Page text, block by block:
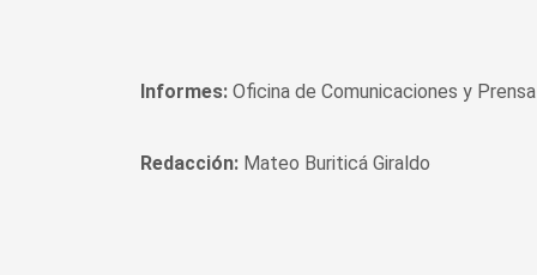
Informes: Oficina de Comunicaciones y
Redacción: Mateo Buriticá Giraldo